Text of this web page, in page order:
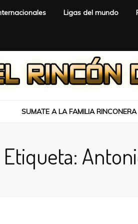
Ligas del mundo
SUMATE A LA FAMILIA RINCONERA
Etiqueta: